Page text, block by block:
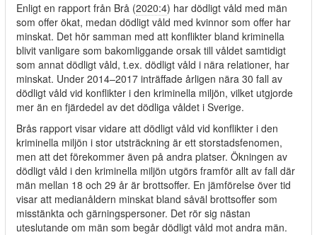
Enligt en rapport från Brå (2020:4) har dödligt våld med män
som offer ökat, medan dödligt våld med kvinnor som offer har
minskat. Det hör samman med att konflikter bland kriminella
blivit vanligare som bakomliggande orsak till våldet samtidigt
som annat dödligt våld, t.ex. dödligt våld i nära relationer, har
minskat. Under 2014–2017 inträffade årligen nära 30 fall av
dödligt våld vid konflikter i den kriminella miljön, vilket utgjorde
mer än en fjärdedel av det dödliga våldet i Sverige.
Brås rapport visar vidare att dödligt våld vid konflikter i den
kriminella miljön i stor utsträckning är ett storstadsfenomen,
men att det förekommer även på andra platser. Ökningen av
dödligt våld i den kriminella miljön utgörs framför allt av fall där
män mellan 18 och 29 år är brottsoffer. En jämförelse över tid
visar att medianåldern minskat bland såväl brottsoffer som
misstänkta och gärningspersoner. Det rör sig nästan
uteslutande om män som begår dödligt våld mot andra män.